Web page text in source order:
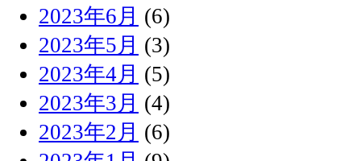
2023年6月 (6)
2023年5月 (3)
2023年4月 (5)
2023年3月 (4)
2023年2月 (6)